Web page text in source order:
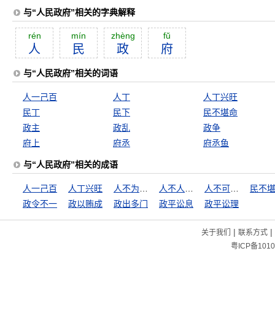
与“人民政府”相关的字典解释
rén
人
mín
民
zhèng
政
fŭ
府
与“人民政府”相关的词语
人一己百 人丁
人丁兴旺
民丁
民下
民不堪命
政主
政乱
政争
府上
府丞 府丞鱼
与“人民政府”相关的成语
人一己百 人丁兴旺
民不
政令不一
政以贿成 政出多门 政平讼息 政平讼理
关于我们 | 联系方式|
粤ICP备